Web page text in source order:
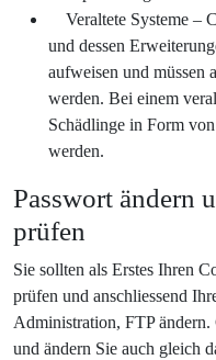
Veraltete Systeme –
und dessen
aufweisen und müssen
werden. Bei einem
Schädlinge in Form
werden.
Passwort ändern
prüfen
Sie sollten als Erstes Ihren
prüfen und anschliessend
Administration, FTP
und ändern Sie auch gleich